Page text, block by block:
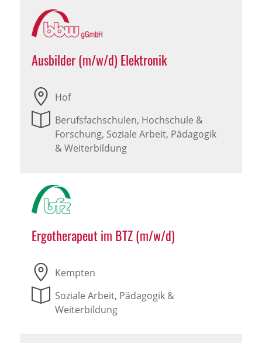
Ausbilder (m/w/d) Elektronik
Hof
Berufsfachschulen, Hochschule &
Forschung, Soziale Arbeit, Pädagogik
& Weiterbildung
Ergotherapeut im BTZ (m/w/d)
Kempten
Soziale Arbeit, Pädagogik &
Weiterbildung